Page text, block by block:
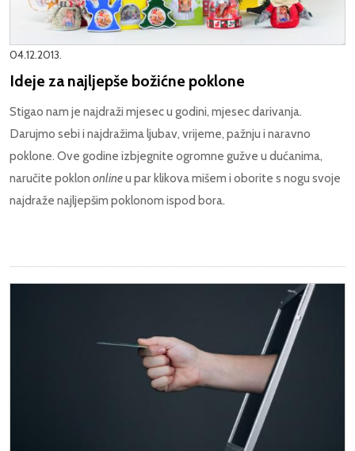
04.12.2013.
Ideje za najljepše božićne poklone
Stigao nam je najdraži mjesec u godini, mjesec darivanja.
Darujmo sebi i najdražima ljubav, vrijeme, pažnju i naravno
poklone. Ove godine izbjegnite ogromne gužve u dućanima,
naručite poklon onlineu par klikova mišem i oborite s nogu svoje
najdraže najljepšim poklonom ispod bora.